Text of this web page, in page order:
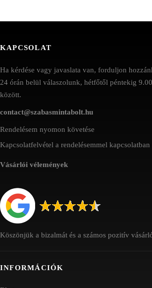
KAPCSOLAT
Ha kérdése vagy javaslata van, forduljon
24 órán belül válaszolunk, hétfőtől péntekig
között.
contact@szabasmintabolt.hu
Rendelésem nyomon követése
Kapcsolatfelvétel a rendelésemmel kapcsolatban
Vásárlói vélemények
Köszönjük a bizalmát és a számos pozitív
INFORMÁCIÓK